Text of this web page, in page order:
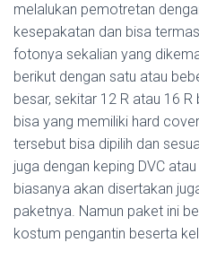
melalukan pemotretan
kesepakatan dan bisa
fotonya sekalian yang
berikut dengan satu atau
besar, sekitar 12 R atau 16
bisa yang memiliki hard
tersebut bisa dipilih dan
juga dengan keping DVC
biasanya akan disertakan
paketnya. Namun paket ini
kostum pengantin beserta